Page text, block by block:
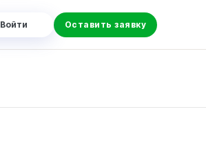
Войти Оставить заявку